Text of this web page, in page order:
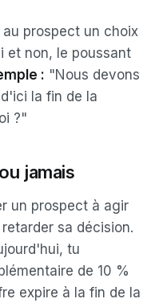
prospect un choix
et non, le poussant
: "Nous devons
la fin de la
?"
jamais
un prospect à agir
sa décision.
tu
de 10 %
expire à la fin de la